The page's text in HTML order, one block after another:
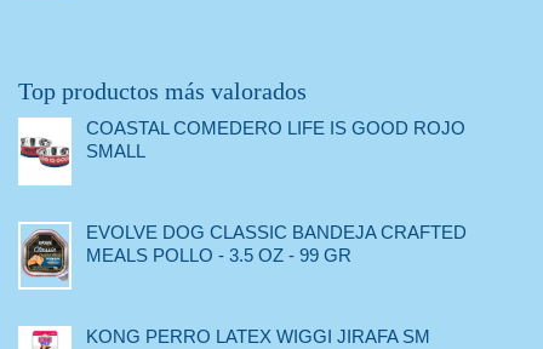
Top productos más valorados
COASTAL COMEDERO LIFE IS GOOD ROJO
SMALL
EVOLVE DOG CLASSIC BANDEJA CRAFTED
MEALS POLLO - 3.5 OZ - 99 GR
KONG PERRO LATEX WIGGI JIRAFA SM